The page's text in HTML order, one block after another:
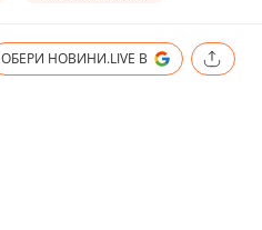
ОБЕРИ НОВИНИ.LIVE В